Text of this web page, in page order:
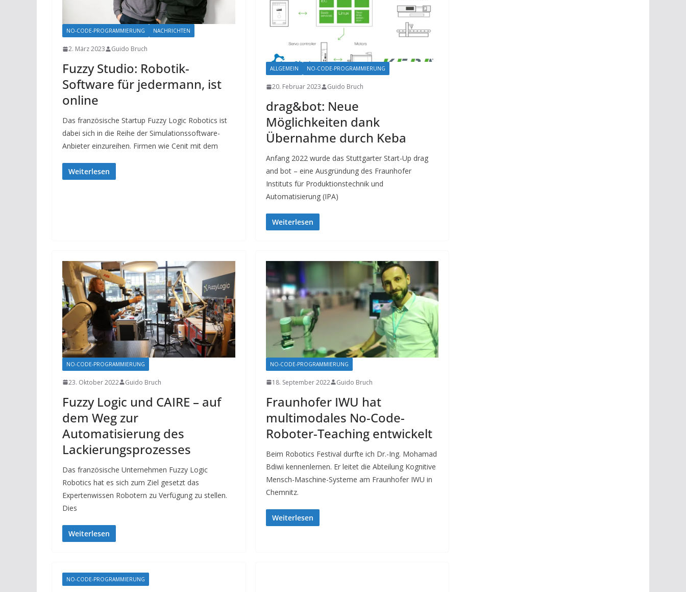
NO-CODE-PROGRAMMIERUNG NACHRICHTEN
2. März 2023 Guido Bruch
Fuzzy Studio: Robotik-
Software für jedermann, ist
online
Das französische Startup Fuzzy Logic Robotics ist
dabei sich in die Reihe der Simulationssoftware-
Anbieter einzureihen. Firmen wie Cenit mit dem
Weiterlesen
ALLGEMEIN NO-CODE-PROGRAMMIERUNG
20. Februar 2023 Guido Bruch
drag&bot: Neue
Möglichkeiten dank
Übernahme durch Keba
Anfang 2022 wurde das Stuttgarter Start-Up drag
and bot – eine Ausgründung des Fraunhofer
Instituts für Produktionstechnik und
Automatisierung (IPA)
Weiterlesen
NO-CODE-PROGRAMMIERUNG
23. Oktober 2022 Guido Bruch
Fuzzy Logic und CAIRE – auf
dem Weg zur
Automatisierung des
Lackierungsprozesses
Das französische Unternehmen Fuzzy Logic
Robotics hat es sich zum Ziel gesetzt das
Expertenwissen Robotern zu Verfügung zu stellen.
Dies
Weiterlesen
NO-CODE-PROGRAMMIERUNG
18. September 2022 Guido Bruch
Fraunhofer IWU hat
multimodales No-Code-
Roboter-Teaching entwickelt
Beim Robotics Festival durfte ich Dr.-Ing. Mohamad
Bdiwi kennenlernen. Er leitet die Abteilung Kognitive
Mensch-Maschine-Systeme am Fraunhofer IWU in
Chemnitz.
Weiterlesen
NO-CODE-PROGRAMMIERUNG